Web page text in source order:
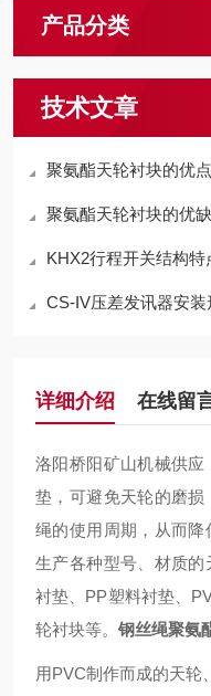
产品分类
技术文章
聚氨酯天轮衬块的优点
聚氨酯天轮衬块的优
KHX2行程开关结构特
CS-IV压差发讯器安装
详细介绍 在线留
洛阳桥阳矿山机械供
垫，可避免天轮的磨
绳的使用周期，从而降
生产各种型号、材质
衬垫、PP塑料衬垫、
轮衬块等。 钢丝绳聚氨
用PVC制作而成的天轮